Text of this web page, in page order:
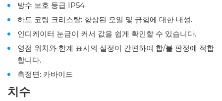
방수 보호 등급 IP54
하드 코팅 크리스탈: 향상된 오일 및 긁힘에 대한 내성.
인디케이터 눈금이 커서 값을 쉽게 확인할 수 있습니다.
영점 위치와 한계 표시의 설정이 간편하여 합/불 판정에 적합
합니다.
측정면: 카바이드
치수